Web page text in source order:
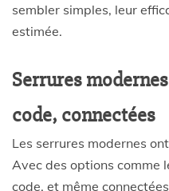
sembler simples, leur
estimée.
Serrures
code, connectées
Les serrures modernes
Avec des options comme
code, et même